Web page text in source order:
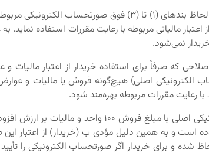
4. در صورتی که در لحظه درج صورتحساب الکترونیکی نقدی
مالیاتی مربوطه با رعایت مقررات استفاده
نمی‌شود.
اصلاحی که صرفاً برای استفاده خریدار از اعتبار
الکترونیکی اصلی) هیچ‌گونه فروش یا مالیات و
رعایت مقررات مربوطه بهره‌مند شود.
است و به همین دلیل مؤدی ب (خریدار) از اعتبار